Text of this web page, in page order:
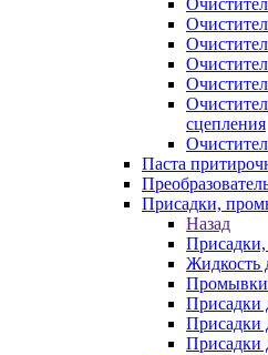
сцепления
Паста
Присадки,
Назад
Жидкость
Промывки
Присадки
Присадки
Присадки